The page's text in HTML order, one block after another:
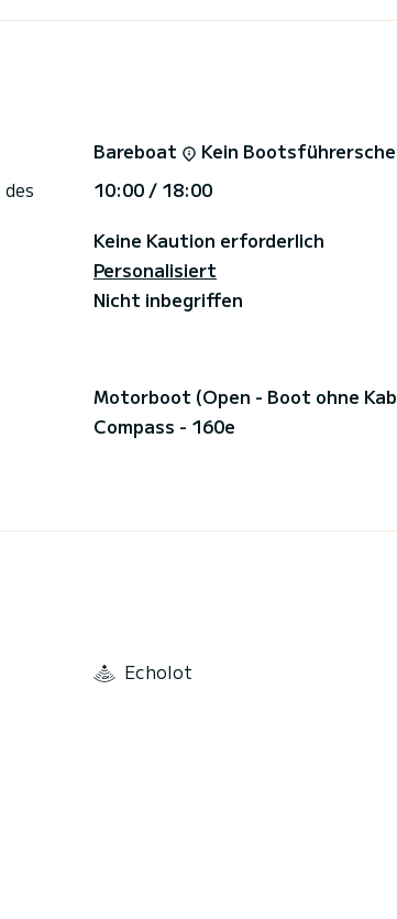
Bareboat
Kein
10:00 / 18:00
Keine Kaution erforderlich
Personalisiert
Nicht inbegriffen
Motorboot (Open - Boot ohne
Compass - 160e
Echolot